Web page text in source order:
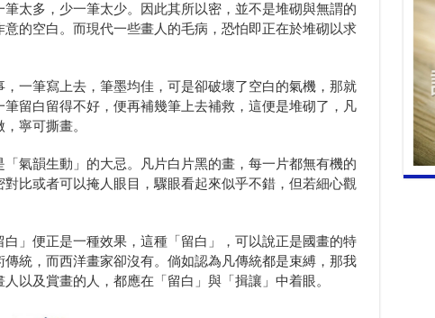
筆太多，少一筆太少。因此其所以密，並不是堆砌與無謂的
的空白。而現代一些畫人的毛病，恐怕即正在於堆砌以求
一筆寫上去，筆墨均佳，可是卻破壞了空白的氣機，那就
留白留得不好，便再補幾筆上去補救，這便是堆砌了，凡
寧可撕畫。
氣韻生動」的大忌。凡片白片黑的畫，每一片都無有機的
比或者可以掩人眼目，驟眼看起來似乎不錯，但若細心觀
」便正是一種效果，這種「留白」，可以說正是國畫的特
統，而西洋畫家卻沒有。倘如認為凡傳統都是束縛，那我
以及賞畫的人，都應在「留白」與「揖讓」中着眼。